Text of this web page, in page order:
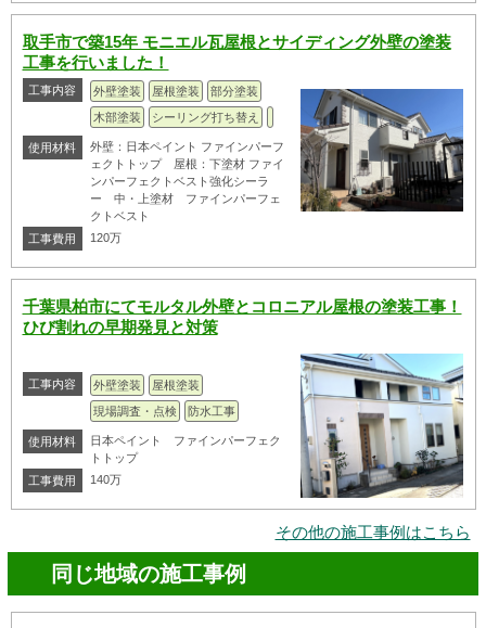
取手市で築15年 モニエル瓦屋根とサイディング外壁の塗装
工事を行いました！
工事内容 外壁塗装 屋根塗装
部分塗装
木部塗装
シーリング打ち替え
使用材料
外壁：日本ペイント ファインパーフ
ェクトトップ 屋根：下塗材 ファイ
ンパーフェクトベスト強化シーラ
ー 中・上塗材 ファインパーフェ
クトベスト
工事費用
120万
千葉県柏市にてモルタル外壁とコロニアル屋根の塗装工事！
ひび割れの早期発見と対策
工事内容 外壁塗装
屋根塗装
現場調査・点検
防水工事
使用材料
日本ペイント ファインパーフェク
トトップ
工事費用
140万
その他の施工事例はこちら
同じ地域の施工事例